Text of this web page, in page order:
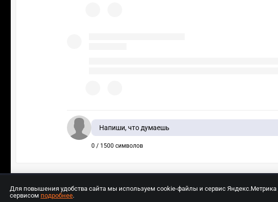
Напиши, что думаешь
0 / 1500 символов
Для повышения удобства сайта мы используем cookie-файлы и сервис Яндекс.Метрика
сервисом подробнее.